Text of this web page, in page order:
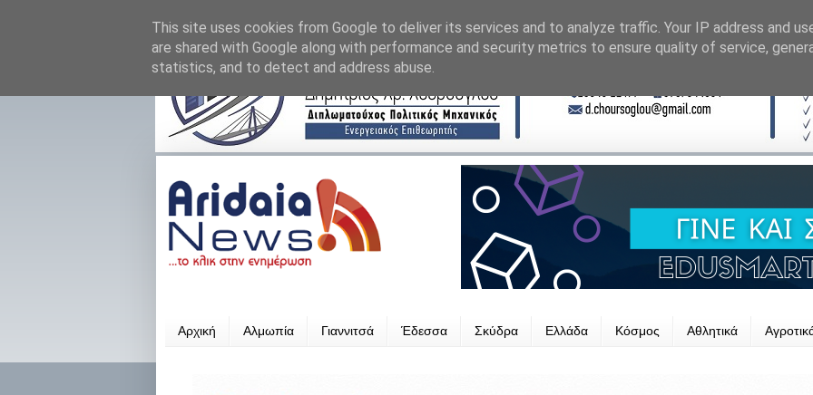
Αρχική Αλμωπία Γιαννιτσά Έδεσσα Σκύδρα Ελλάδα Κόσμος Αθλητικά
This site uses cookies from Google to deliver its services and to analyze traffic. Your IP address and
are shared with Google along with performance and security metrics to ensure quality of service,
statistics, and to detect and address abuse.